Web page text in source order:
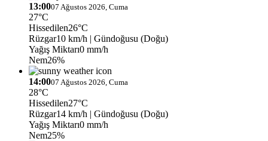
13:0007 Ağustos 2026, Cuma
27°C
Hissedilen26°C
Rüzgar10 km/h | Gündoğusu (Doğu)
Yağış Miktarı0 mm/h
Nem26%
14:0007 Ağustos 2026, Cuma
28°C
Hissedilen27°C
Rüzgar14 km/h | Gündoğusu (Doğu)
Yağış Miktarı0 mm/h
Nem25%